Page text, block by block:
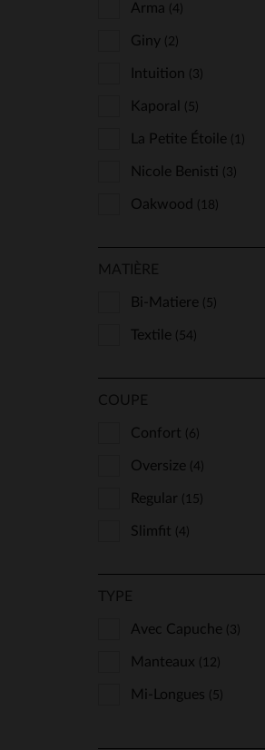
Arma (4)
Giny (2)
Intuition (3)
Kaporal (5)
La Petite Étoile (1)
Nicole Benisti (3)
Oakwood (18)
Von Dutch
MATIÈRE
Bi-Matiere (5)
Textile (54)
COUPE
Confort (6)
Oversize (4)
Regular (15)
Slimfit (4)
TYPE
Avec Capuche (3)
Manteaux (12)
Mi-Longues (5)